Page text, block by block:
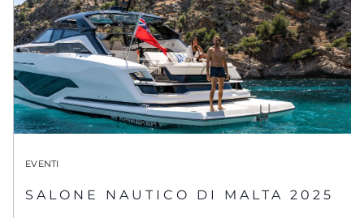
EVENTI
SALONE NAUTICO DI MALTA 2025